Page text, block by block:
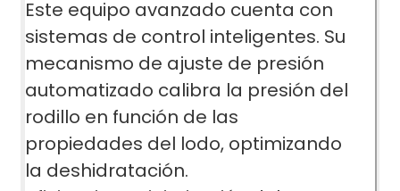
Este equipo avanzado cuenta con
sistemas de control inteligentes. Su
mecanismo de ajuste de presión
automatizado calibra la presión del
rodillo en función de las
propiedades del lodo, optimizando
la deshidratación.